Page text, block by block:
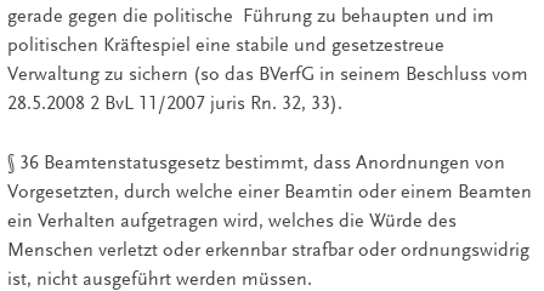
gerade gegen die politische Führung zu behaupten und im
politischen Kräftespiel eine stabile und gesetzestreue
Verwaltung zu sichern (so das BVerfG in seinem Beschluss vom
28.5.2008 2 BvL 11/2007 juris Rn. 32, 33).
§ 36 Beamtenstatusgesetz bestimmt, dass Anordnungen von
Vorgesetzten, durch welche einer Beamtin oder einem Beamten
ein Verhalten aufgetragen wird, welches die Würde des
Menschen verletzt oder erkennbar strafbar oder ordnungswidrig
ist, nicht ausgeführt werden müssen.